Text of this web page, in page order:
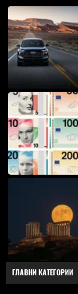
ГЛАВНИ КАТЕГОРИИ